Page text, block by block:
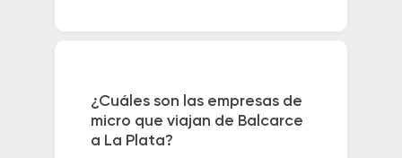
¿Cuáles son las empresas de
micro que viajan de Balcarce
a La Plata?